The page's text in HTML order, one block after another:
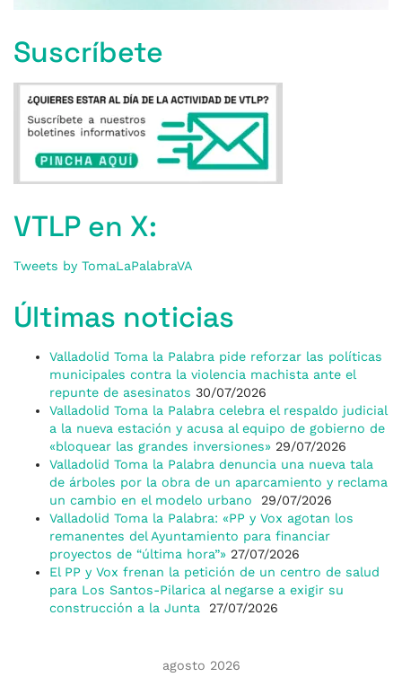
Suscríbete
VTLP en X:
Tweets by TomaLaPalabraVA
Últimas noticias
Valladolid Toma la Palabra pide reforzar las políticas
municipales contra la violencia machista ante el
repunte de asesinatos 30/07/2026
Valladolid Toma la Palabra celebra el respaldo judicial
a la nueva estación y acusa al equipo de gobierno de
«bloquear las grandes inversiones» 29/07/2026
Valladolid Toma la Palabra denuncia una nueva tala
de árboles por la obra de un aparcamiento y reclama
un cambio en el modelo urbano
29/07/2026
Valladolid Toma la Palabra: «PP y Vox agotan los
remanentes del Ayuntamiento para financiar
proyectos de “última hora”» 27/07/2026
El PP y Vox frenan la petición de un centro de salud
para Los Santos-Pilarica al negarse a exigir su
construcción a la Junta
27/07/2026
agosto 2026